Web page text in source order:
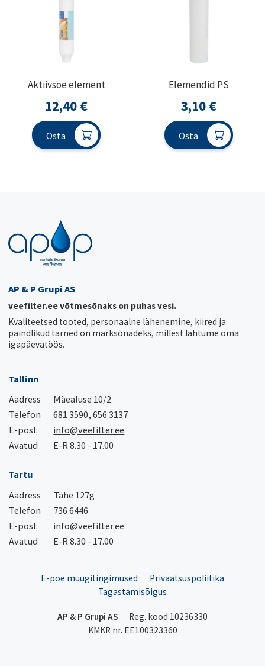
Aktiivsöe element
12,40 €
Osta
Elemendid PS
3,10 €
Osta
AP & P Grupi AS
veefilter.ee võtmesõnaks on puhas vesi.
Kvaliteetsed tooted, personaalne lähenemine, kiired ja
paindlikud tarned on märksõnadeks, millest lähtume oma
igapäevatöös.
Tallinn
Aadress
Mäealuse 10/2
Telefon
681 3590, 656 3137
E-post
info@veefilter.ee
Avatud
E-R 8.30 - 17.00
Tartu
Aadress
Tähe 127g
Telefon
736 6446
E-post
info@veefilter.ee
Avatud
E-R 8.30 - 17.00
E-poe müügitingimused
Privaatsuspoliitika
Tagastamisõigus
AP & P Grupi AS
Reg. kood 10236330
KMKR nr. EE100323360